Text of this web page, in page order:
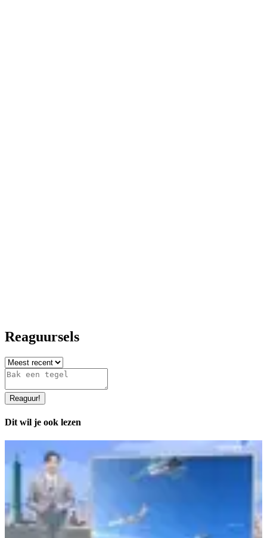
Reaguursels
Reaguur!
Dit wil je ook lezen